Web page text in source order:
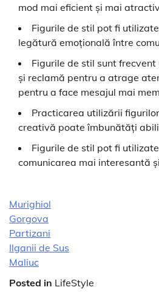
mod mai eficient și mai
Figurile de stil pot fi
legătură emoțională între
Figurile de stil sunt
și reclamă pentru a atrage
pentru a face mesajul mai
Practicarea utilizării
creativă poate îmbunătăți
Figurile de stil pot fi
comunicarea mai interesantă
Murighiol
Gorgova
Partizani
Ilganii de Sus
Maliuc
Posted in LifeStyle